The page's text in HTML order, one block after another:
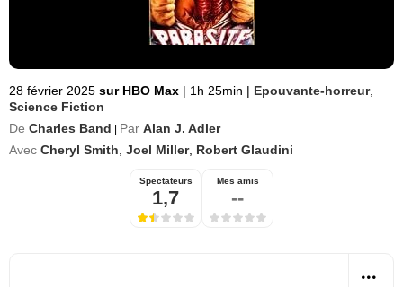
28 février 2025 sur HBO Max | 1h 25min | Epouvante-horreur,
Science Fiction
De Charles Band Par Alan J. Adler
Avec Cheryl Smith Joel Miller, Robert Glaudini
Spectateurs
1,7
Mes amis
--